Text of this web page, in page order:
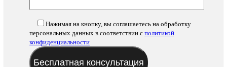
Нажимая на кнопку, вы соглашаетесь на обработку
персональных данных в соответствии с политикой
конфиденциальности